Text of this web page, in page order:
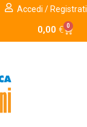
Accedi / Registrati
0,00 € 0